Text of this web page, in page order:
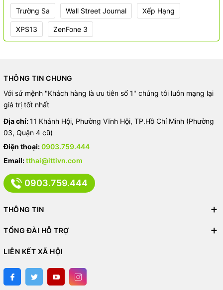
Trường Sa Wall Street Journal Xếp Hạng
XPS13 ZenFone 3
THÔNG TIN CHUNG
Với sứ mệnh "Khách hàng là ưu tiên số 1" chúng tôi luôn mạng lại
giá trị tốt nhất
Địa chỉ:11 Khánh Hội, Phường Vĩnh Hội, TP.Hồ Chí Minh (Phường
03, Quận 4 cũ)
Điện thoại:0903.759.444
Email:tthai@ittivn.com
0903.759.444
THÔNG TIN
TỔNG ĐÀI HỖ TRỢ
LIÊN KẾT XÃ HỘI